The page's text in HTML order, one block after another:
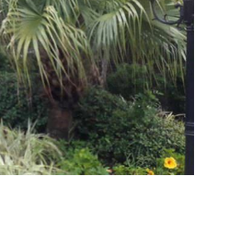
Posts
Absolwentka City University of New
w zawodzie. Należy do NYC